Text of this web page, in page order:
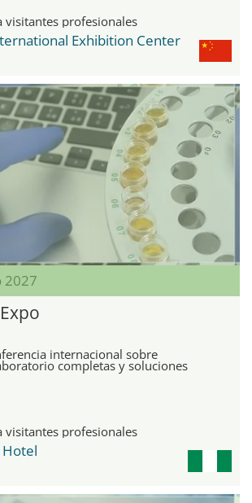
visitantes profesionales
Exhibition Center
2027
internacional sobre
completas y soluciones
visitantes profesionales
Hotel